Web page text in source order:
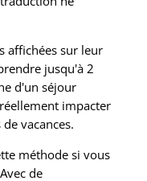
affichées sur leur
jusqu'à 2
d'un séjour
impacter
vacances.
méthode si vous
de